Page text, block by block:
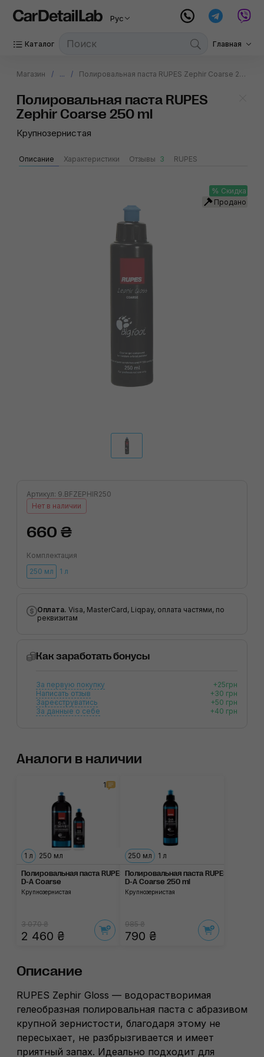
Рус
Каталог Главная
Магазин ... Полировальная паста RUPES Zephir Coarse 250 ml
Полировальная паста RUPES
Zephir Coarse 250 ml
Крупнозернистая
Описание Характеристики Отзывы 3 RUPES
Скидка
Продано
Артикул: 9.BFZEPHIR250
Нет в наличии
660 ₴
Комплектация
250 мл
1 л
Оплата. Visa, MasterCard, Liqpay, оплата частями, по
реквизитам
Как заработать бонусы
За первую покупку
+25грн
Написать отзыв
+30 грн
Зареєструватись
+50 грн
За данные о себе
+40 грн
Аналоги в наличии
1
1 л 250 мл
Полировальная паста RUPES
D-A Coarse
Крупнозернистая
3 070 ₴
2 460 ₴
250 мл 1 л
Полировальная паста RUPES
D-A Coarse 250 ml
Крупнозернистая
985 ₴
790 ₴
Описание
RUPES Zephir Gloss — водорастворимая
гелеобразная полировальная паста с абразивом
крупной зернистости, благодаря этому не
пересыхает, не разбрызгивается и имеет
приятный запах. Идеально подходит для